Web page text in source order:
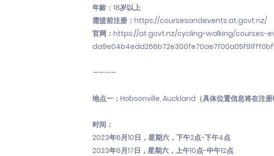
年龄：18岁以上
需提前注册： https://coursesandevents.at.govt.nz/
官网： https://at.govt.nz/cycling-walking/courses-
————
地点一：Hobsonville, Auckland（具体位置信息将在注册
时间：
2023年6月10日，星期六，下午2点-下午4点
2023年6月17日，星期六，上午10点-中午12点